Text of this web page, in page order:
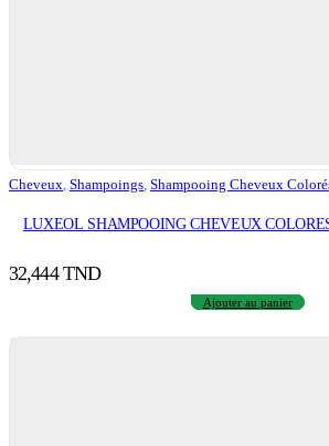
Cheveux Shampoings Shampooing Cheveux
LUXEOL SHAMPOOING CHEVEUX
32,444TND
Ajouter au panier